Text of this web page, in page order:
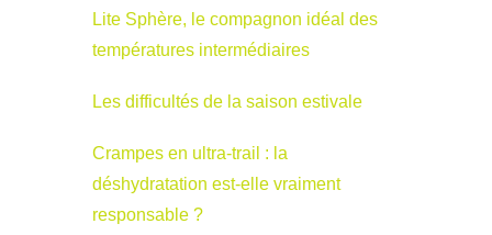
Lite Sphère, le compagnon idéal des
températures intermédiaires
Les difficultés de la saison estivale
Crampes en ultra-trail : la
déshydratation est-elle vraiment
responsable ?